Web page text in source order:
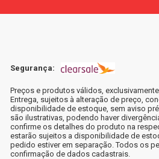
Segurança:
Preços e produtos válidos,
Entrega, sujeitos à alteração de preço,
disponibilidade de estoque, sem aviso
são ilustrativas, podendo haver
confirme os detalhes do produto na
estarão sujeitos a disponibilidade de
pedido estiver em separação. Todos os
confirmação de dados cadastrais.